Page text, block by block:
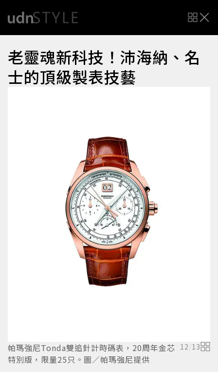
老靈魂新科技！沛海納、名
士的頂級製表技藝
帕瑪強尼Tonda雙追針計時碼表，20周年金芯
特別版，限量25只。圖／帕瑪強尼提供
12/13